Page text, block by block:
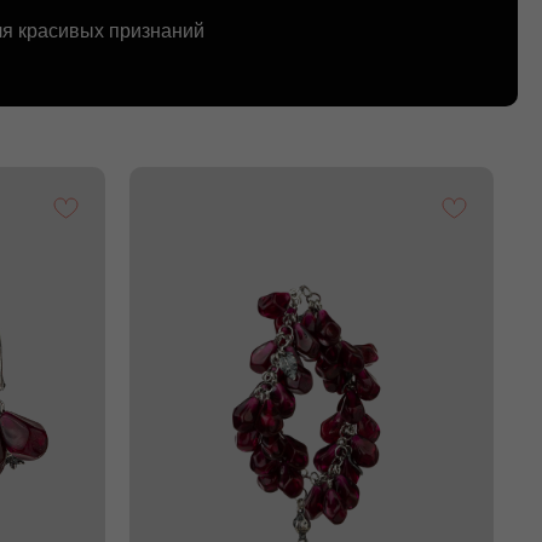
красивых признаний